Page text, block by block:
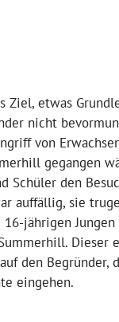
Ziel, etwas
nicht
von
gegangen
Schüler den
auffällig, sie
jährigen
Dieser
den Begründer,
eingehen.